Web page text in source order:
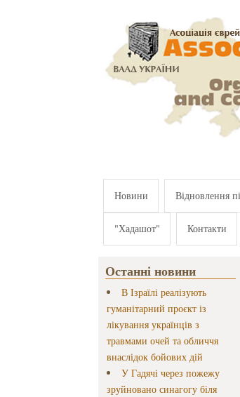
Новини Відновлення
"Хадашот" Контакти
Останні новини
В Ізраїлі реалізують
гуманітарний проєкт із
лікування українців з
травмами очей та обличчя
внаслідок бойових дій
У Гадячі через пожежу
зруйновано синагогу біля